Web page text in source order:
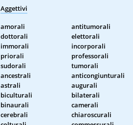
Aggettivi
amorali antitumorali
dottorali
elettorali
immorali
incorporali
priorali
professorali
sudorali
tumorali
ancestrali
anticongiunturali
astrali
augurali
biculturali
bilaterali
binaurali
camerali
cerebrali
chiaroscurali